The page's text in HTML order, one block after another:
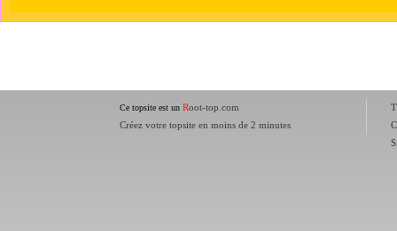
Ce topsite est un Root-top.com
Créez votre topsite en moins de 2 minutes